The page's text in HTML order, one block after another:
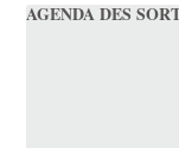
AGENDA DES